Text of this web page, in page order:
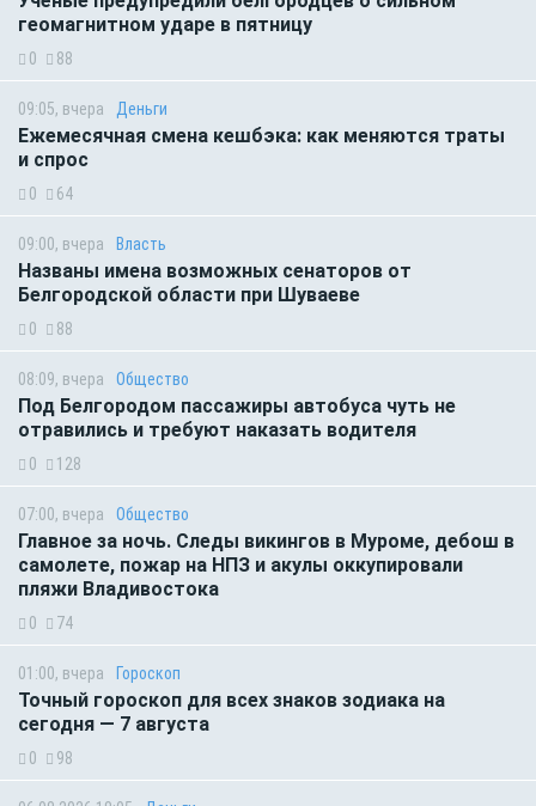
геомагнитном ударе в пятницу
0 88
09:05, вчера Деньги
Ежемесячная смена кешбэка: как меняются траты
и спрос
0 64
09:00, вчера Власть
Названы имена возможных сенаторов от
Белгородской области при Шуваеве
0 88
08:09, вчера Общество
Под Белгородом пассажиры автобуса чуть не
отравились и требуют наказать водителя
0 128
07:00, вчера Общество
Главное за ночь. Следы викингов в Муроме, дебош в
самолете, пожар на НПЗ и акулы оккупировали
пляжи Владивостока
0 74
01:00, вчера Гороскоп
Точный гороскоп для всех знаков зодиака на
сегодня — 7 августа
0 98